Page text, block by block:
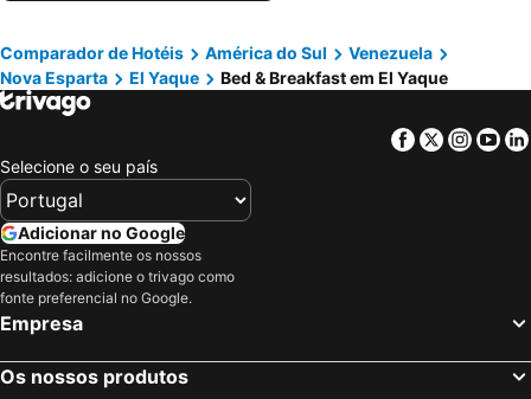
Comparador de Hotéis América do Sul
Venezuela
Nova Esparta
El Yaque Bed & Breakfast em El Yaque
Facebook
Twitter
Selecione o seu país
Adicionar no Google
Encontre facilmente os nossos
resultados: adicione o trivago como
fonte preferencial no Google.
Empresa
Os nossos produtos